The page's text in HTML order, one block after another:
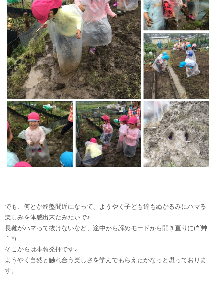
でも、何とか終盤間近になって、ようやく子ども達もぬかるみにハマる
楽しみを体感出来たみたいで♪
長靴がハマって抜けないなど、途中から諦めモードから開き直りに(*´艸
｀*)
そこからは本領発揮です♪
ようやく自然と触れ合う楽しさを学んでもらえたかなっと思っておりま
す。